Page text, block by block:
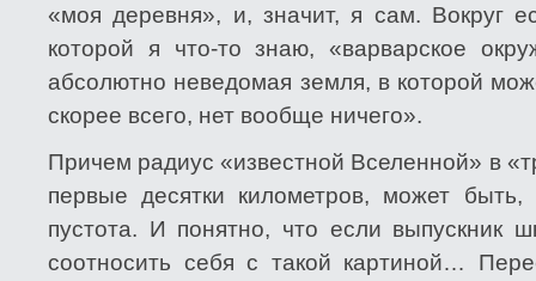
«моя деревня», и, значит, я сам. Вокруг
которой я что-то знаю, «варварское
абсолютно неведомая земля, в которой
скорее всего, нет вообще ничего».
Причем радиус «известной Вселенной» в
первые десятки километров, может
пустота. И понятно, что если выпускник
соотносить себя с такой картиной…